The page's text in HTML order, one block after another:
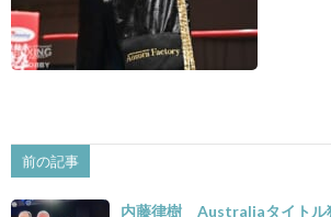
前の記事
内藤律樹 Australiaタイトル